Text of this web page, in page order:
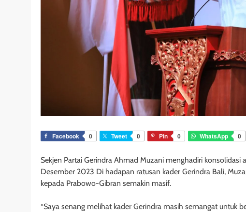
Facebook 0 Tweet 0 Pin 0 WhatsApp 0
Sekjen Partai Gerindra Ahmad Muzani menghadiri
Desember 2023 Di hadapan ratusan kader Gerindra Bali,
kepada Prabowo-Gibran semakin masif.
“Saya senang melihat kader Gerindra masih semangat untuk